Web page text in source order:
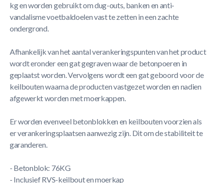
kg en worden gebruikt om dug-outs, banken en anti-
vandalisme voetbaldoelen vast te zetten in een zachte
ondergrond.
Afhankelijk van het aantal verankeringspunten van het product
wordt eronder een gat gegraven waar de betonpoeren in
geplaatst worden. Vervolgens wordt een gat geboord voor de
keilbouten waarna de producten vastgezet worden en nadien
afgewerkt worden met moerkappen.
Er worden evenveel betonblokken en keilbouten voorzien als
er verankeringsplaatsen aanwezig zijn. Dit om de stabiliteit te
garanderen.
- Betonblok: 76KG
- Inclusief RVS-keilbout en moerkap